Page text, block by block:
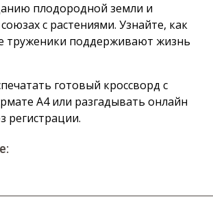
плодородной земли и
с растениями. Узнайте, как
труженики поддерживают жизнь
готовый кроссворд с
А4 или разгадывать онлайн
регистрации.